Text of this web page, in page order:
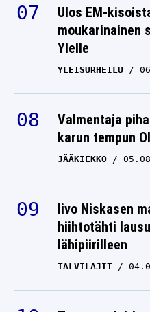
Ulos EM-
moukarinainen
Ylelle
YLEISURHEILU
Valmentaja
karun tempun
JÄÄKIEKKO
Iivo Niskasen
hiihtotähti
lähipiirilleen
TALVILAJIT